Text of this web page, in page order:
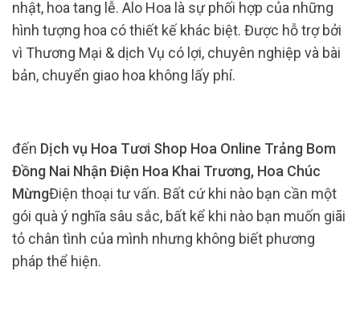
nhật, hoa tang lễ. Alo Hoa là sự phối hợp của những
hình tượng hoa có thiết kế khác biệt. Được hỗ trợ bởi
vì Thương Mại & dịch Vụ có lợi, chuyên nghiệp và bài
bản, chuyển giao hoa không lấy phí.
đến Dịch vụ Hoa Tươi Shop Hoa Online Trảng Bom
Đồng Nai Nhận Điện Hoa Khai Trương, Hoa Chúc
MừngĐiện thoại tư vấn. Bất cứ khi nào bạn cần một
gói quà ý nghĩa sâu sắc, bất kể khi nào bạn muốn giãi
tỏ chân tình của mình nhưng không biết phương
pháp thể hiện.